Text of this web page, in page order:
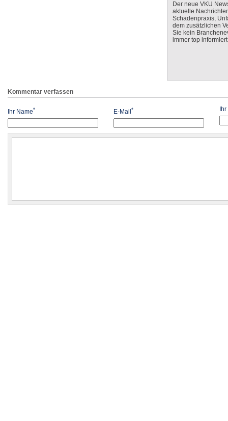
Der neue VKU
aktuelle
Schadenpraxis,
dem zusätzlichen
Sie kein
immer top
Kommentar verfassen
Ihr Name* E-Mail *